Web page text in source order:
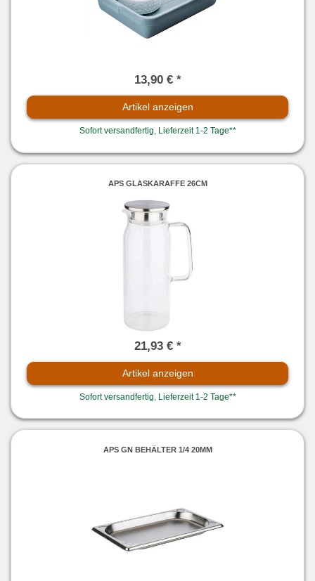
13,90 € *
Artikel anzeigen
Sofort versandfertig, Lieferzeit 1-2 Tage**
APS GLASKARAFFE 26CM
21,93 € *
Artikel anzeigen
Sofort versandfertig, Lieferzeit 1-2 Tage**
APS GN BEHÄLTER 1/4 20MM